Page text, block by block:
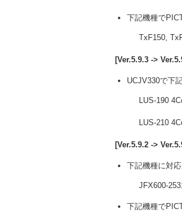
下記機種で
TxF150,
[Ver.5.9.3 ->
UCJV330で下
LUS-190
LUS-210
[Ver.5.9.2 ->
下記機種に対応
JFX600-
下記機種で